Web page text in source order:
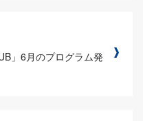
」6月のプログラム発